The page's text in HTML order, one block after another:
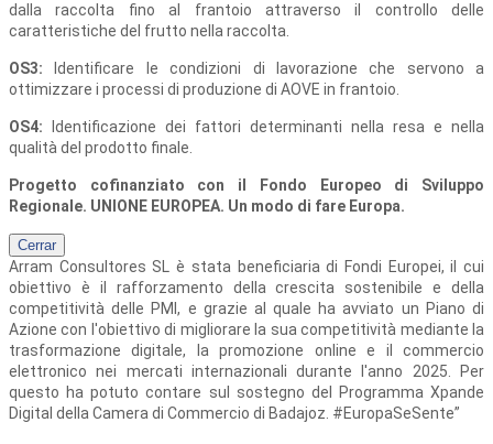
dalla raccolta fino al frantoio attraverso il controllo delle
caratteristiche del frutto nella raccolta.
OS3:
Identificare le condizioni di lavorazione che servono a
ottimizzare i processi di produzione di AOVE in frantoio.
OS4:
Identificazione dei fattori determinanti nella resa e nella
qualità del prodotto finale.
Progetto cofinanziato con il Fondo Europeo di Sviluppo
Regionale. UNIONE EUROPEA. Un modo di fare Europa.
Cerrar
Arram Consultores SLè stata beneficiaria di Fondi Europei, il cui
obiettivo è il rafforzamento della crescita sostenibile e della
competitività delle PMI, e grazie al quale ha avviato un Piano di
Azione con l'obiettivo di migliorare la sua competitività mediante la
trasformazione digitale, la promozione online e il commercio
elettronico nei mercati internazionali durante l'anno 2025. Per
questo ha potuto contare sul sostegno del Programma Xpande
Digital della Camera di Commercio di Badajoz. #EuropaSeSente”